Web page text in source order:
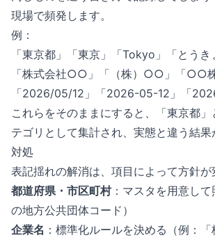
現場で頻発します。
例：
「東京都」「東京」「Tokyo」「とうき
「株式会社○○」「（株）○○」「○○株
「2026/05/12」「2026-05-12」「
これらをそのままにすると、「東京都
テゴリとして集計され、実態と違う結果
対処
表記揺れの解消は、項目によって方針が
都道府県・市区町村：マスタを用意し
の地方公共団体コード）
企業名 ：標準化ルールを決める（例：